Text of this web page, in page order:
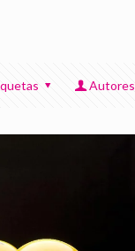
Autores